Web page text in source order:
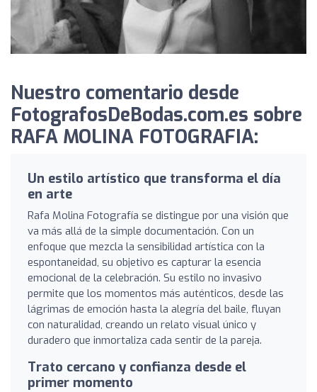
Nuestro comentario desde
FotografosDeBodas.com.es sobre
RAFA MOLINA FOTOGRAFIA:
Un estilo artístico que transforma el día
en arte
Rafa Molina Fotografía se distingue por una visión que
va más allá de la simple documentación. Con un
enfoque que mezcla la sensibilidad artística con la
espontaneidad, su objetivo es capturar la esencia
emocional de la celebración. Su estilo no invasivo
permite que los momentos más auténticos, desde las
lágrimas de emoción hasta la alegría del baile, fluyan
con naturalidad, creando un relato visual único y
duradero que inmortaliza cada sentir de la pareja.
Trato cercano y confianza desde el
primer momento